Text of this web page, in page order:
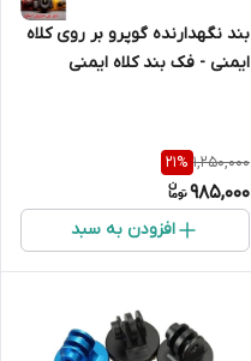
بند نگهدارنده گوپرو بر روی کلاه
ایمنی - فک بند کلاه ایمنی
1,250,000
21%
985,000
افزودن به سبد